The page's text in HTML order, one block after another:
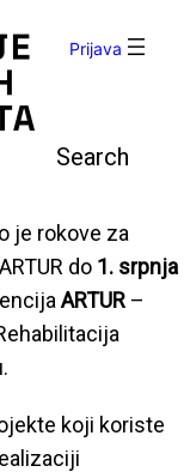
Prijava
je rokove za
do 1. srpnja
ARTUR –
koji koriste